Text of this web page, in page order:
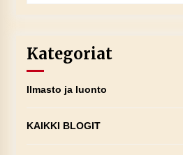
Kategoriat
Ilmasto ja luonto
KAIKKI BLOGIT